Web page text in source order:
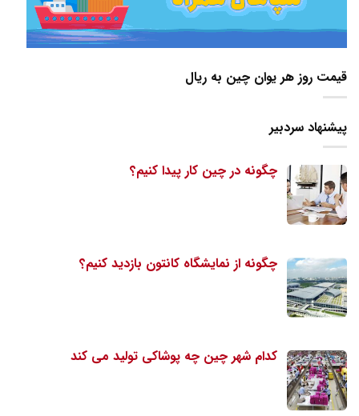
قیمت روز هر یوان چین به ریال
پیشنهاد سردبیر
چگونه در چین کار پیدا کنیم؟
چگونه از نمایشگاه کانتون بازدید کنیم؟
کدام شهر چین چه پوشاکی تولید می کند